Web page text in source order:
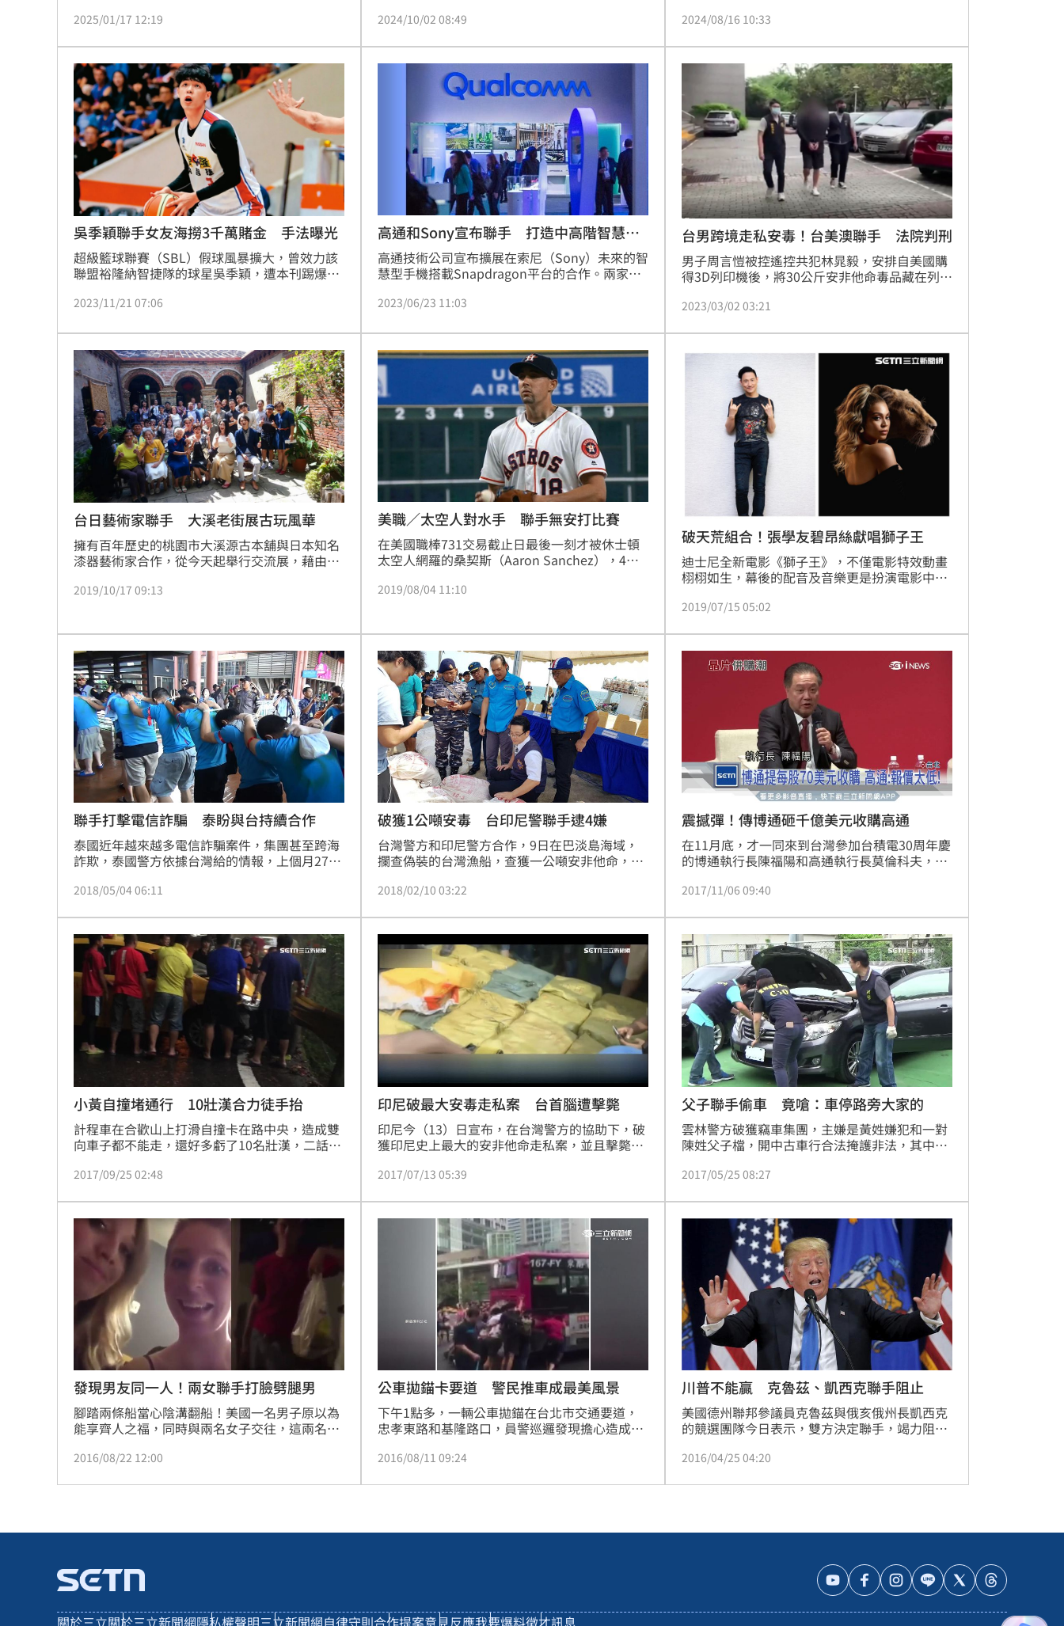
生陳志金也發表看法，在他看來如今立委大砍預
大家一個覺醒的機會？」。
2025/01/17 12:19
彈射下，至目前為止，伊朗的攻擊遭挫敗、無
2024/10/02 08:49
跟另1名宋姓友人，共欠下約2百萬元的債務，把
山區，為了找到遺體，全村動員幫忙搜山。
2024/08/16 10:33
吳季穎聯手女友海撈3千萬賭金 手法曝光
超級籃球聯賽（SBL）假球風暴擴大，曾效力該
聯盟裕隆納智捷隊的球星吳季穎，遭本刊踢爆長
即剪報分案，火速將吳季穎約談到案並扣押他的
鍵。
2023/11/21 07:06
高通和Sony宣布聯手 打造中高階智慧手
機
高通技術公司宣布擴展在索尼（Sony）未來的智
慧型手機搭載Snapdragon平台的合作。兩家公
慧型手機。（記者：王翊綺）
2023/06/23 11:03
台男跨境走私安毒！台美澳聯手 法院判刑
男子周言愷被控遙控共犯林晁毅，安排自美國購
得3D列印機後，將30公斤安非他命毒品藏在列印
三方合作破獲。士林地方法院一審判決周男5年8
可上訴。
2023/03/02 03:21
台日藝術家聯手 大溪老街展古玩風華
擁有百年歷史的桃園市大溪源古本舖與日本知名
漆器藝術家合作，從今天起舉行交流展，藉由台
用，讓遊客在老街中感受藝術再生魅力。
2019/10/17 09:13
美職／太空人對水手 聯手無安打比賽
在美國職棒731交易截止日最後一刻才被休士頓
太空人網羅的桑契斯（Aaron Sanchez），4日
水手投出無安打比賽，讓太空人感到「賺很
第14場聯手的無安打比賽。（記者林辰彥／綜合
報導）
2019/08/04 11:10
破天荒組合！張學友碧昂絲獻唱獅子王
迪士尼全新電影《獅子王》，不僅電影特效動畫
栩栩如生，幕後的配音及音樂更是扮演電影中最
后碧昂絲重磅聯手華語歌神張學友，破天荒合作
Feel the Love Tonight)。兩人作為東西方人氣
與實力兼具的歌壇超級巨星，不僅帶來跨越語言
及文化的年度最強合作，更用歌聲助力全新《獅
2019/07/15 05:02
聯手打擊電信詐騙 泰盼與台持續合作
泰國近年越來越多電信詐騙案件，集團甚至跨海
詐欺，泰國警方依據台灣給的情報，上個月27日
契（Surachet Hakpa）認為，台灣在查緝電信
合作，打擊犯罪。
2018/05/04 06:11
破獲1公噸安毒 台印尼警聯手逮4嫌
台灣警方和印尼警方合作，9日在巴淡島海域，
攔查偽裝的台灣漁船，查獲一公噸安非他命，並
2018/02/10 03:22
震撼彈！傳博通砸千億美元收購高通
在11月底，才一同來到台灣參加台積電30周年慶
的博通執行長陳福陽和高通執行長莫倫科夫，兩
傳出博通打算以超過1000億美元要收購高通，市
最大收購案，成為全球第三大晶片製造商。
2017/11/06 09:40
小黃自撞堵通行 10壯漢合力徒手抬
計程車在合歡山上打滑自撞卡在路中央，造成雙
向車子都不能走，還好多虧了10名壯漢，二話不
2017/09/25 02:48
印尼破最大安毒走私案 台首腦遭擊斃
印尼今（13）日宣布，在台灣警方的協助下，破
獲印尼史上最大的安非他命走私案，並且擊斃1
2017/07/13 05:39
父子聯手偷車 竟嗆：車停路旁大家的
雲林警方破獲竊車集團，主嫌是黃姓嫌犯和一對
陳姓父子檔，開中古車行合法掩護非法，其中父
偷了換找三兒子當他的幫手，犯案時間長達2
連縣議員的車也偷，做案前還會先用伸縮桿把監
視器移開，被逮後他們居然還囂張嗆警，「只要
車停路旁，就是大家的」！
2017/05/25 08:27
發現男友同一人！兩女聯手打臉劈腿男
腳踏兩條船當心陰溝翻船！美國一名男子原以為
能享齊人之福，同時與兩名女子交往，這兩名女
過臉書直播將這名花心男的醜態公諸於世。
2016/08/22 12:00
公車拋錨卡要道 警民推車成最美風景
下午1點多，一輛公車拋錨在台北市交通要道，
忠孝東路和基隆路口，員警巡邏發現擔心造成大
士看到也紛紛幫忙，大夥合力幾分鐘內就把近20
有溫情。
2016/08/11 09:24
川普不能贏 克魯茲、凱西克聯手阻止
美國德州聯邦參議員克魯茲與俄亥俄州長凱西克
的競選團隊今日表示，雙方決定聯手，竭力阻止
名。
2016/04/25 04:20